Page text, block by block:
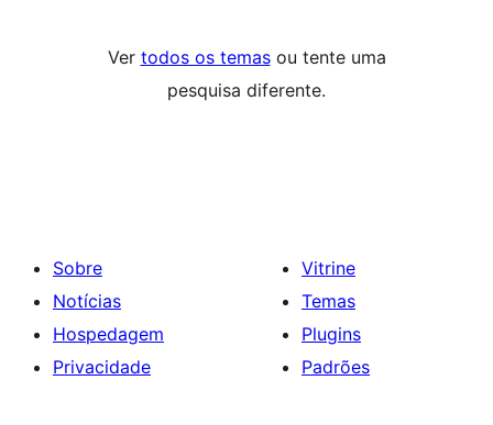
Ver todos os temasou tente uma
pesquisa diferente.
Sobre
Notícias
Hospedagem
Privacidade
Vitrine
Temas
Plugins
Padrões